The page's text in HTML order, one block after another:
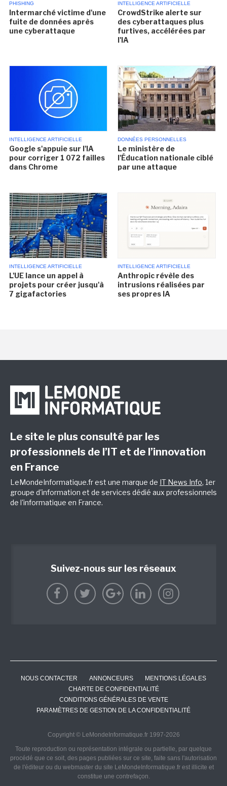
PHISHING
Intermarché victime d'une
fuite de données après
une cyberattaque
INTELLIGENCE ARTIFICIELLE
CrowdStrike alerte sur
des cyberattaques plus
furtives, accélérées par
l'IA
INTELLIGENCE ARTIFICIELLE
Google s'appuie sur l'IA
pour corriger 1 072 failles
dans Chrome
DONNÉES PERSONNELLES
Le ministère de
l'Éducation nationale ciblé
par une attaque
INTELLIGENCE ARTIFICIELLE
L'UE lance un appel à
projets pour créer jusqu'à
7 gigafactories
INTELLIGENCE ARTIFICIELLE
Anthropic révèle des
intrusions réalisées par
ses propres IA
Le site le plus consulté par les
professionnels de l’IT et de l’innovation
en France
LeMondeInformatique.fr est une marque de IT News Info, 1er
groupe d'information et de services dédié aux professionnels
de l'informatique en France.
Suivez-nous sur les réseaux
NOUS CONTACTER ANNONCEURS
MENTIONS LÉGALES
CHARTE DE CONFIDENTIALITÉ
CONDITIONS GÉNÉRALES DE VENTE
PARAMÈTRES DE GESTION DE LA CONFIDENTIALITÉ
Copyright © LeMondeInformatique.fr 1997-2026
Toute reproduction ou représentation intégrale ou partielle, par quelque
procédé que ce soit, des pages publiées sur ce site, faite sans l'autorisation
de l'éditeur ou du webmaster du site LeMondeInformatique.fr est illicite et
constitue une contrefaçon.